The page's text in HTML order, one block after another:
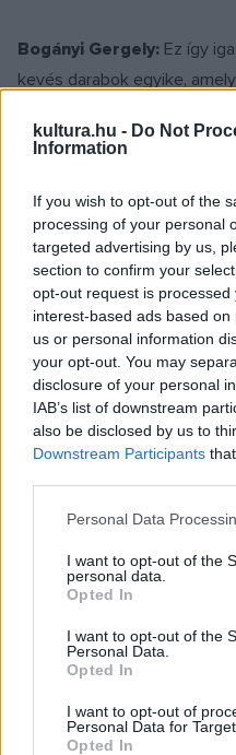
kultura.hu - Do Not
Information
If you wish to opt-out of the
processing of your personal
targeted advertising by us,
section to confirm your
opt-out request is
interest-based ads based
us or personal information
your opt-out. You may
disclosure of your personal
IAB’s list of downstream
also be disclosed by us to
Downstream Participants
Please note that this
not limited to your visit or
grant or deny consent to
use your data for below
consent section.
Personal Data
I want to opt-out of the
personal data.
Opted In
I want to opt-out of the
Personal Data.
Opted In
I want to opt-out of
Personal Data for
Opted In
Bogányi Gergely: Ez így
kevés darabok egyike,
Elemi erővel hat az
érzelmeket. Modern és